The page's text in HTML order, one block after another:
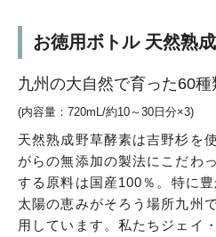
お徳用ボトル 天然熟
九州の大自然で育った60
(内容量：720mL/約10～30日分×3)
天然熟成野草酵素は吉野杉を
がらの無添加の製法にこだわ
する原料は国産100％。特に豊
太陽の恵みがそろう場所九州
用しています。私たちジェイ